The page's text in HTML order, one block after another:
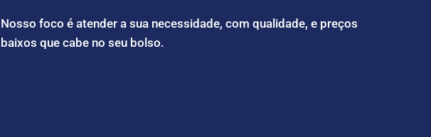
Nosso foco é atender a sua necessidade, com qualidade, e preços
baixos que cabe no seu bolso.